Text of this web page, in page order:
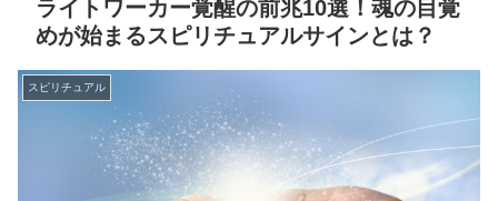
ライトワーカー覚醒の前兆10選！魂の目覚
めが始まるスピリチュアルサインとは？
スピリチュアル